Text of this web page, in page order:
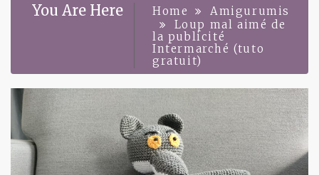
You Are Here Home
Amigurumis
Loup mal aimé de
la publicité
Intermarché (tuto
gratuit)